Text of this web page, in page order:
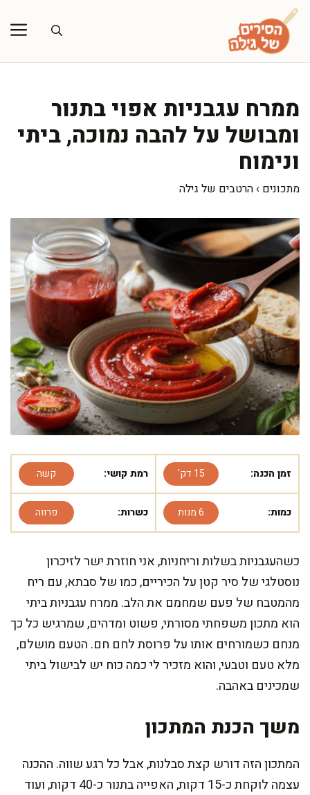
לדלג
לתוכן
ממרח עגבניות אפוי בתנור
ומבושל על להבה נמוכה, ביתי
ונימוח
מתכונים › הרטבים של גילה
זמן הכנה: 15 דק' רמת קושי: קשה
כמות: 6 מנות כשרות: פרווה
כשהעגבניות בשלות וריחניות, אני חוזרת ישר לזיכרון
נוסטלגי של סיר קטן על הכיריים, כמו של סבתא, עם ריח
מהמטבח של פעם שמחמם את הלב. ממרח עגבניות ביתי
הוא מתכון משפחתי מסורתי, פשוט ומדהים, שמרגיש כל כך
מנחם כשמורחים אותו על פרוסת לחם חם. הטעם מושלם,
מלא טעם וטבעי, והוא מזכיר לי כמה כוח יש לבישול ביתי
שמכינים באהבה.
משך הכנת המתכון
המתכון הזה דורש קצת סבלנות, אבל כל רגע שווה. ההכנה
עצמה לוקחת כ-15 דקות, האפייה בתנור כ-40 דקות, ועוד